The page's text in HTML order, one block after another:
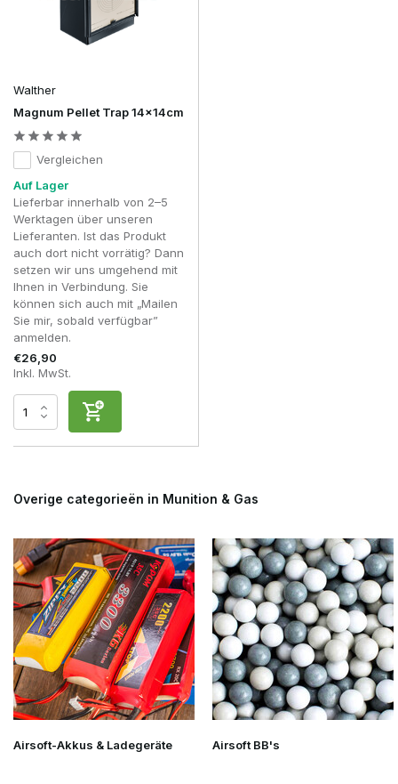
Walther
Magnum Pellet Trap 14x14cm
Vergleichen
Auf Lager
Lieferbar innerhalb von 2–5
Werktagen über unseren
Lieferanten. Ist das Produkt
auch dort nicht vorrätig? Dann
setzen wir uns umgehend mit
Ihnen in Verbindung. Sie
können sich auch mit „Mailen
Sie mir, sobald verfügbar”
anmelden.
€26,90
Inkl. MwSt.
Overige categorieën in Munition & Gas
Airsoft-Akkus & Ladegeräte Airsoft BB's